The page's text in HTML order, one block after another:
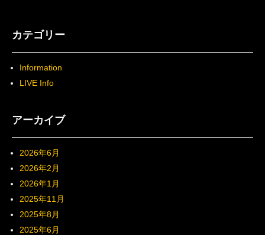
カテゴリー
Information
LIVE Info
アーカイブ
2026年6月
2026年2月
2026年1月
2025年11月
2025年8月
2025年6月